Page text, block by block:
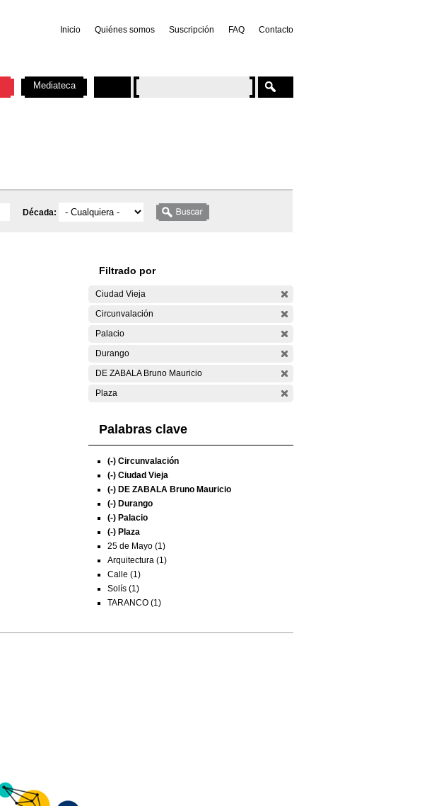
Inicio Quiénes somos Suscripción FAQ Contacto
Década:
Filtrado por
Ciudad Vieja
Circunvalación
Palacio
Durango
DE ZABALA Bruno Mauricio
Plaza
Palabras clave
(-) Circunvalación
(-) Ciudad Vieja
(-) DE ZABALA Bruno Mauricio
(-) Durango
(-) Palacio
(-) Plaza
25 de Mayo (1)
Arquitectura (1)
Calle (1)
Solís (1)
TARANCO (1)
Mediateca